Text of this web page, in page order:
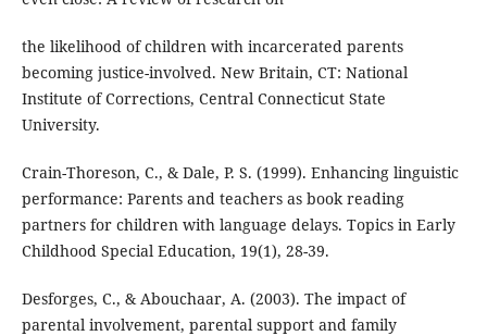
the likelihood of children with incarcerated parents
becoming justice-involved. New Britain, CT: National
Institute of Corrections, Central Connecticut State
University.
Crain-Thoreson, C., & Dale, P. S. (1999). Enhancing linguistic
performance: Parents and teachers as book reading
partners for children with language delays. Topics in Early
Childhood Special Education, 19(1), 28-39.
Desforges, C., & Abouchaar, A. (2003). The impact of
parental involvement, parental support and family